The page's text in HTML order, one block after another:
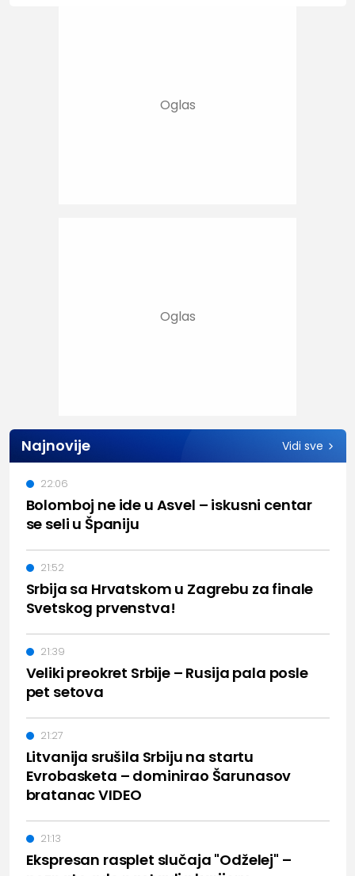
Najnovije Vidi sve
Bolomboj ne ide u Asvel – iskusni centar
se seli u Španiju
22:06
Srbija sa Hrvatskom u Zagrebu za finale
Svetskog prvenstva!
21:52
Veliki preokret Srbije – Rusija pala posle
pet setova
21:39
Litvanija srušila Srbiju na startu
Evrobasketa – dominirao Šarunasov
bratanac VIDEO
21:27
Ekspresan rasplet slučaja "Odželej" –
21:13